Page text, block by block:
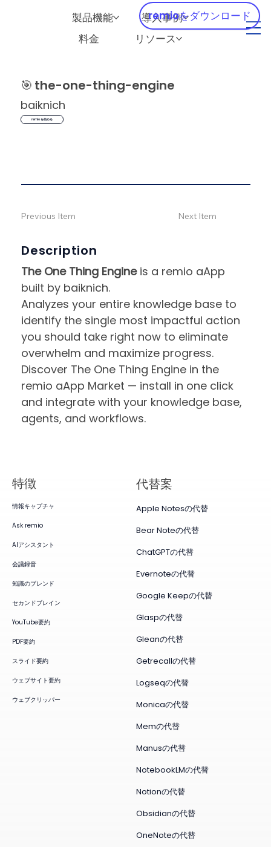
製品機能
導入事例
料金
リソース
remioをダウンロード
🎯 the-one-thing-engine
baiknich
remio を始める
Description
The One Thing Engineis a remio aApp
built by baiknich.
Analyzes your entire knowledge base to
identify the single most impactful action
you should take right now to eliminate
overwhelm and maximize progress.
Discover The One Thing Engine in the
remio aApp Market — install in one click
and integrate with your knowledge base,
agents, and workflows.
Previous Item Next Item
特徴
情報キャプチャ
Ask remio
AIアシスタント
会議録音
知識のブレンド
セカンドブレイン
YouTube要約
PDF要約
スライド要約
ウェブサイト要約
ウェブクリッパー
代替案
Apple Notesの代替
Bear Noteの代替
ChatGPTの代替
Evernoteの代替
Google Keepの代替
Glaspの代替
Gleanの代替
Getrecallの代替
Logseqの代替
Monicaの代替
Memの代替
Manusの代替
NotebookLMの代替
Notionの代替
Obsidianの代替
OneNoteの代替